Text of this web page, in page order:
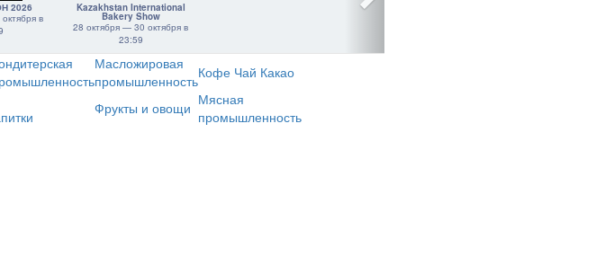
2026
в
Kazakhstan International
Bakery Show
28 октября — 30 октября в
23:59
Масложировая
промышленностьКофе Чай Какао
Фрукты и овощи Мясная
промышленность